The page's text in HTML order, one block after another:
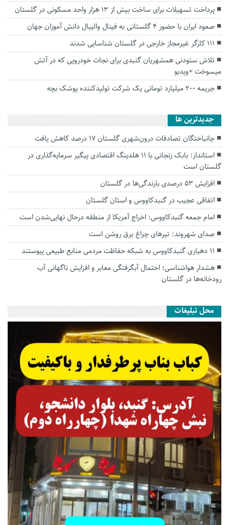
پرداخت تسهیلات برای ساخت بیش از ۱۳ هزار واحد مسکونی در گلستان
صعود ایران با حضور ۴ گلستانی به فینال والیبال دانش آموزان جهان
۱۱۱ کارگر غیرمجاز خارجی در گلستان شناسایی شدند
تلاش ستودنی همشهریان گنبدی برای نجات خودرویی که در آتش
میسوخت +ویدیو
جریمه ۲۰۰ میلیارد تومانی یک شرکت تولیدکننده پوشک بچه
جديدترين ها
جانباختگان تصادفات درون‌شهری گلستان ۱۷ درصد کاهش یافت
استاندار: بابک زنجانی با ۱۱ هلدینگ اقتصادی پیگیر سرمایه‌گذاری در
گلستان است
افزایش ۵۳ درصدی بارندگی‌ها در گلستان
اتفاقی عجیب در‌ گنبدکاووس و استان گلستان
امام جمعه گنبدکاووس: اخراج آمریکا از منطقه درحال نهایی‌شدن است
صدای شهروند: تیرهای چراغ برق روشن است
۱۱ دهیاری گنبدکاووس به شبکه حفاظت مردمی منابع طبیعی پیوستند
هشدار هواشناسی؛ احتمال آبگرفتگی معابر و افزایش ناگهانی آب
رودخانه‌ها در گلستان
محل تبلیغات